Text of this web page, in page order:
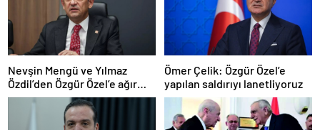
Nevşin Mengü ve Yılmaz
Özdil’den Özgür Özel’e ağır
eleştiriler
Ömer Çelik: Özgür Özel’e
yapılan saldırıyı lanetliyoruz